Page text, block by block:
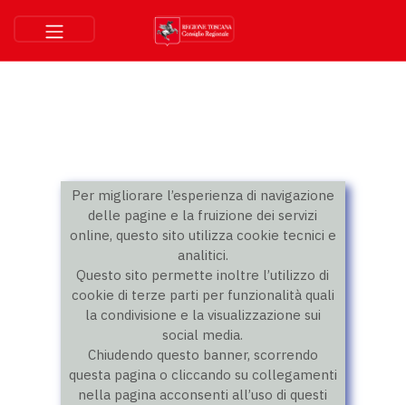
Per migliorare l’esperienza di navigazione
delle pagine e la fruizione dei servizi
online, questo sito utilizza cookie tecnici e
analitici.
Questo sito permette inoltre l’utilizzo di
cookie di terze parti per funzionalità quali
la condivisione e la visualizzazione sui
social media.
Chiudendo questo banner, scorrendo
questa pagina o cliccando su collegamenti
nella pagina acconsenti all’uso di questi